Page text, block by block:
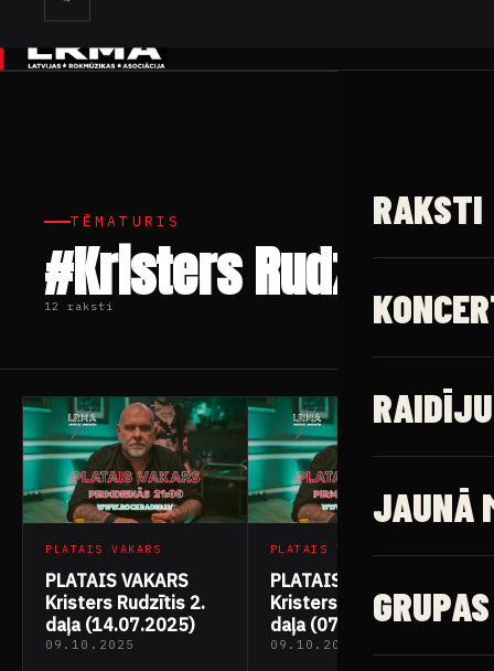
✕
RAKSTI
JAUNĀ
GRUPAS
TĒMATURIS
#Kristers Rudzītis
12 raksti
PLATAIS VAKARS
PLATAIS VAKARS
Kristers Rudzītis 2.
daļa (14.07.2025)
09.10.2025
PLATAIS VAKARS
PLATAIS VAKARS
Kristers Rudzītis 1.
daļa (07.07.2025)
09.10.2025